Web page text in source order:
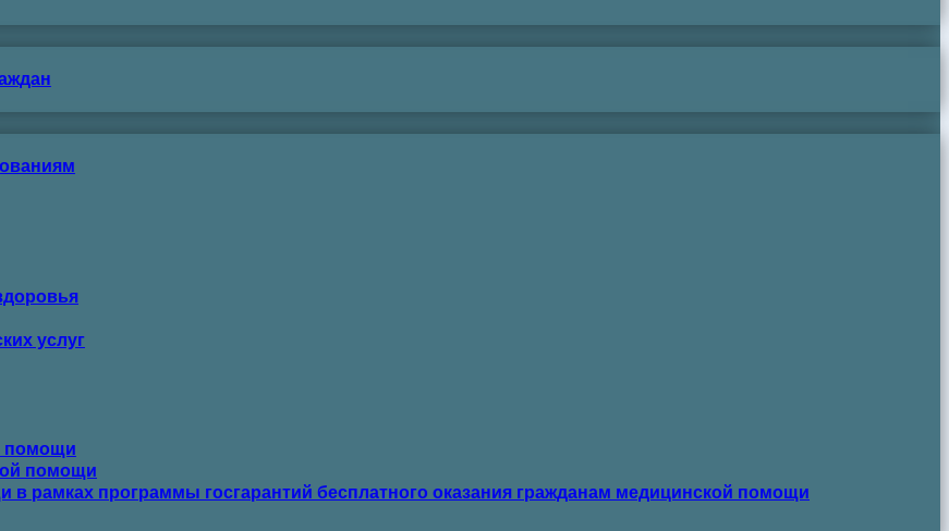
услуг
помощи
помощи
рамках программы госгарантий бесплатного оказания гражданам медицинской помощи